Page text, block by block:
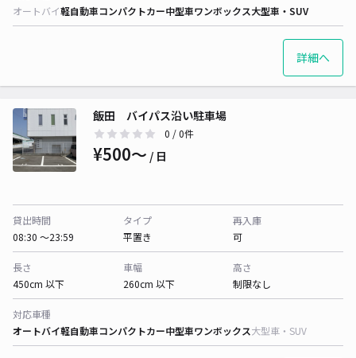
オートバイ軽自動車コンパクトカー中型車ワンボックス大型車・SUV
詳細へ
飯田 バイパス沿い駐車場
0 / 0件
¥500〜 / 日
貸出時間
08:30 〜23:59
タイプ
平置き
再入庫
可
長さ
450cm 以下
車幅
260cm 以下
高さ
制限なし
対応車種
オートバイ軽自動車コンパクトカー中型車ワンボックス大型車・SUV